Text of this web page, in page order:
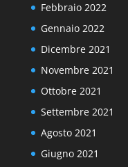
Febbraio 2022
Gennaio 2022
Dicembre 2021
Novembre 2021
Ottobre 2021
Settembre 2021
Agosto 2021
Giugno 2021